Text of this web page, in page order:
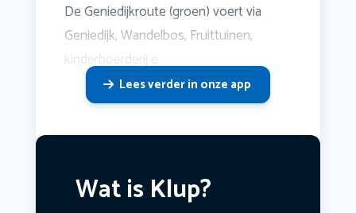
De Geniedijkroute (groen) voert via
Geniedijk, Wandelbos, Fruittuinen,
kinderboerderij e
Lees verder in onze app
Wat is Klup?